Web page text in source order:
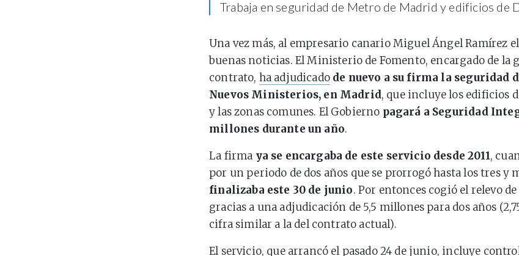
Trabaja en seguridad de Metro de Madrid y edificios de
Una vez más, al empresario canario Miguel Ángel Ramírez
buenas noticias. El Ministerio de Fomento, encargado de la
contrato, ha adjudicado de nuevo a su firma la seguridad
Nuevos Ministerios, en Madrid, que incluye los edificios
y las zonas comunes. El Gobierno pagará a Seguridad
millones durante un año.
La firma ya se encargaba de este servicio desde 2011,
por un periodo de dos años que se prorrogó hasta los tres y
finalizaba este 30 de junio. Por entonces cogió el relevo
gracias a una adjudicación de 5,5 millones para dos años
cifra similar a la del contrato actual).
El servicio, que arrancó el pasado 24 de junio, incluye control